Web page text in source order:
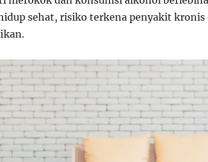
sehat, risiko terkena penyakit kronis